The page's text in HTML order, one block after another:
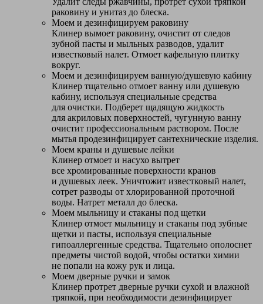
раковину и унитаз до блеска.
Моем и дезинфицируем раковину
Клинер вымоет раковину, очистит от следов
зубной пасты и мыльных разводов, удалит
известковый налет. Отмоет кафельную плитку
вокруг.
Моем и дезинфицируем ванную/душевую кабину
Клинер тщательно отмоет ванну или душевую
кабину, используя специальные средства
для очистки. Подберет щадящую жидкость
для акриловых поверхностей, чугунную ванну
очистит профессиональным раствором. После
мытья продезинфицирует сантехнические изделия.
Моем краны и душевые лейки
Клинер отмоет и насухо вытрет
все хромированные поверхности кранов
и душевых леек. Уничтожит известковый налет,
сотрет разводы от хлорированной проточной
воды. Натрет металл до блеска.
Моем мыльницу и стаканы под щетки
Клинер отмоет мыльницу и стаканы под зубные
щетки и пасты, используя специальные
гипоаллергенные средства. Тщательно ополоснет
предметы чистой водой, чтобы остатки химии
не попали на кожу рук и лица.
Моем дверные ручки и замок
Клинер протрет дверные ручки сухой и влажной
тряпкой, при необходимости дезинфицирует